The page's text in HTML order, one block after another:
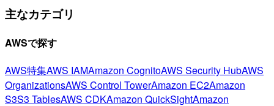
主なカテゴリ
AWSで探す
AWS特集AWS IAMAmazon CognitoAWS Security HubAWS
OrganizationsAWS Control TowerAmazon EC2Amazon
S3S3 TablesAWS CDKAmazon QuickSightAmazon